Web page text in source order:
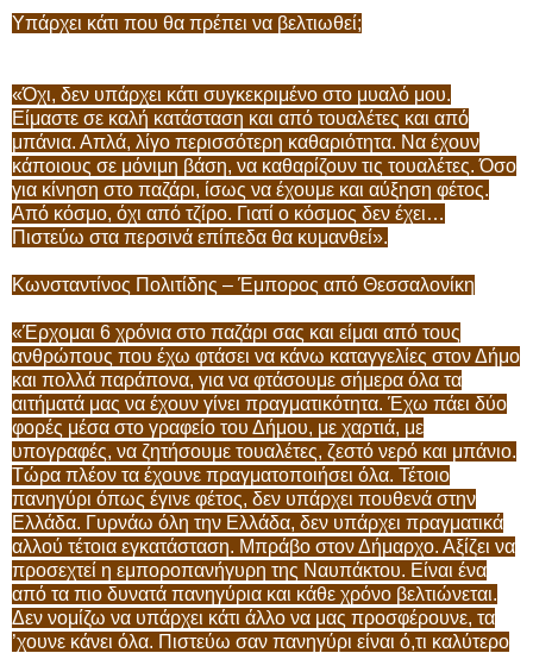
Υπάρχει κάτι που θα πρέπει να βελτιωθεί;
«Όχι, δεν υπάρχει κάτι συγκεκριμένο στο μυαλό μου.
Είμαστε σε καλή κατάσταση και από τουαλέτες και από
μπάνια. Απλά, λίγο περισσότερη καθαριότητα. Να έχουν
κάποιους σε μόνιμη βάση, να καθαρίζουν τις τουαλέτες. Όσο
για κίνηση στο παζάρι, ίσως να έχουμε και αύξηση φέτος.
Από κόσμο, όχι από τζίρο. Γιατί ο κόσμος δεν έχει…
Πιστεύω στα περσινά επίπεδα θα κυμανθεί».
Κωνσταντίνος Πολιτίδης – Έμπορος από Θεσσαλονίκη
«Έρχομαι 6 χρόνια στο παζάρι σας και είμαι από τους
ανθρώπους που έχω φτάσει να κάνω καταγγελίες στον Δήμο
και πολλά παράπονα, για να φτάσουμε σήμερα όλα τα
αιτήματά μας να έχουν γίνει πραγματικότητα. Έχω πάει δύο
φορές μέσα στο γραφείο του Δήμου, με χαρτιά, με
υπογραφές, να ζητήσουμε τουαλέτες, ζεστό νερό και μπάνιο.
Τώρα πλέον τα έχουνε πραγματοποιήσει όλα. Τέτοιο
πανηγύρι όπως έγινε φέτος, δεν υπάρχει πουθενά στην
Ελλάδα. Γυρνάω όλη την Ελλάδα, δεν υπάρχει πραγματικά
αλλού τέτοια εγκατάσταση. Μπράβο στον Δήμαρχο. Αξίζει να
προσεχτεί η εμποροπανήγυρη της Ναυπάκτου. Είναι ένα
από τα πιο δυνατά πανηγύρια και κάθε χρόνο βελτιώνεται.
Δεν νομίζω να υπάρχει κάτι άλλο να μας προσφέρουνε, τα
’χουνε κάνει όλα. Πιστεύω σαν πανηγύρι είναι ό,τι καλύτερο